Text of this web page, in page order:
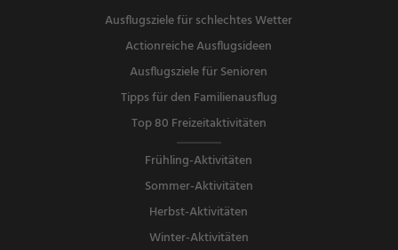
Ausflugsziele für schlechtes Wetter
Actionreiche Ausflugsideen
Ausflugsziele für Senioren
Tipps für den Familienausflug
Top 80 Freizeitaktivitäten
Frühling-Aktivitäten
Sommer-Aktivitäten
Herbst-Aktivitäten
Winter-Aktivitäten